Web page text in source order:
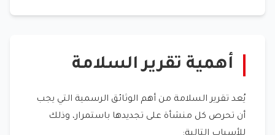
أهمية تقرير السلامة
يُعد تقرير السلامة من أهم الوثائق الرسمية التي يجب
أن تحرص كل منشأة على تجديدها باستمرار، وذلك